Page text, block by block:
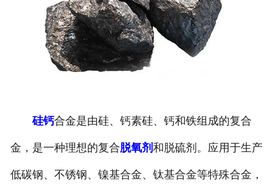
硅钙合金是由硅、钙素硅、钙和铁组成的复合
金，是一种理想的复合脱氧剂和脱硫剂。应用于生产
低碳钢、不锈钢、镍基合金、钛基合金等特殊合金，